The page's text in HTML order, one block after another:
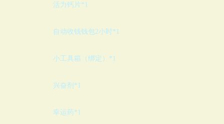
活力钙片*1
自动收钱钱包2小时*1
小工具箱（绑定） *1
兴奋剂 *1
幸运药*1